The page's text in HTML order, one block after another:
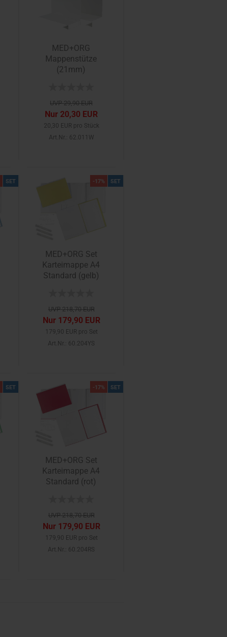
MED+ORG
Mappenstütze
(21mm)
UVP 29,90 EUR
Nur 20,30 EUR
20,30 EUR pro Stück
Art.Nr.: 62.011W
SET -17% SET
MED+ORG Set
Karteimappe A4
Standard (gelb)
UVP 218,70 EUR
Nur 179,90 EUR
179,90 EUR pro Set
Art.Nr.: 60.204YS
SET -17% SET
MED+ORG Set
Karteimappe A4
Standard (rot)
UVP 218,70 EUR
Nur 179,90 EUR
179,90 EUR pro Set
Art.Nr.: 60.204RS